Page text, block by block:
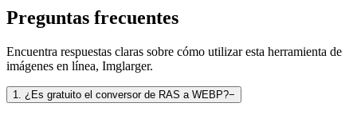
Preguntas frecuentes
Encuentra respuestas claras sobre cómo utilizar esta herramienta de
imágenes en línea, Imglarger.
1. ¿Es gratuito el conversor de RAS a WEBP?−